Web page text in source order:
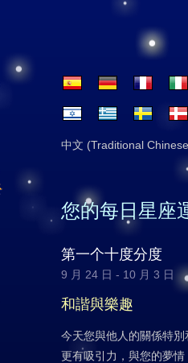
中文 (Traditional
您的每日星座
第一个十度分度
9 月 24 日 - 10 月 3 日
和諧與樂趣
今天您與他人的關係特
更有吸引力，與您的夢